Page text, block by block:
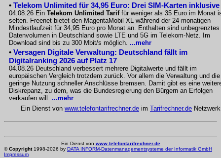
• Telekom Unlimited für 34,95 Euro: Drei SIM-Karten inklusive
04.08.26 Ein Telekom Unlimited Tariffür weniger als 35 Euro im Monat
selten. Freenet bietet den MagentaMobil XL während der 24-monatigen
Mindestlaufzeit für 34,95 Euro pro Monat an. Enthalten sind unbegrenztes
Datenvolumen in Deutschland sowie LTE und 5G im Telekom-Netz. Im
Download sind bis zu 300 Mbit/s möglich. ...mehr
• Versagen Digitale Verwaltung: Deutschland fällt im
Digitalranking 2026 auf Platz 17
04.08.26 Deutschland verbessert mehrere Digitalwerte und fällt im
europäischen Vergleich trotzdem zurück. Vor allem die Verwaltung und die
geringe Nutzung schneller Anschlüsse bremsen. Damit gibt es eine
Diskrepanz, zu dem, was die Bundesregierung den Bürgern an Erfolgen
verkaufen will. ...mehr
Ein Dienst von www.telefontarifrechner.de im Tarifrechner.de Netzwerk
Ein Dienst von www.telefontarifrechner.de
©Copyright1998-2026 by DATA INFORM-Datenmanagementsysteme der Informatik GmbH
Impressum